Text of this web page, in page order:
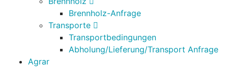
Brennholz-Anfrage
Transporte
Transportbedingungen
Abholung/Lieferung/Transport Anfrage
Agrar